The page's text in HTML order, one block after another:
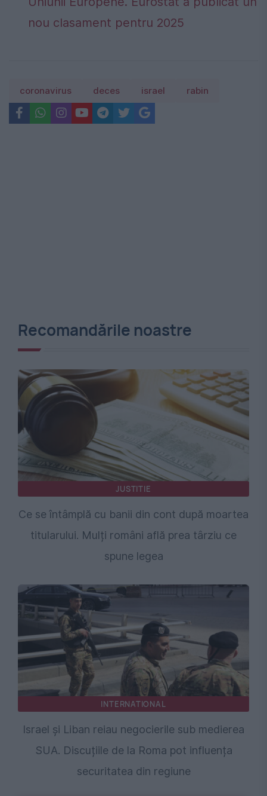
nou clasament pentru 2025
coronavirus deces israel rabin
Recomandările noastre
JUSTITIE
Ce se întâmplă cu banii din cont după moartea
titularului. Mulți români află prea târziu ce
spune legea
INTERNATIONAL
Israel și Liban reiau negocierile sub medierea
SUA. Discuțiile de la Roma pot influența
securitatea din regiune